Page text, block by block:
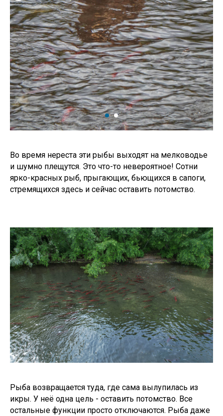
Во время нереста эти рыбы выходят на мелководье
и шумно плещутся. Это что-то невероятное! Сотни
ярко-красных рыб, прыгающих, бьющихся в сапоги,
стремящихся здесь и сейчас оставить потомство.
Рыба возвращается туда, где сама вылупилась из
икры. У неё одна цель - оставить потомство. Все
остальные функции просто отключаются. Рыба даже